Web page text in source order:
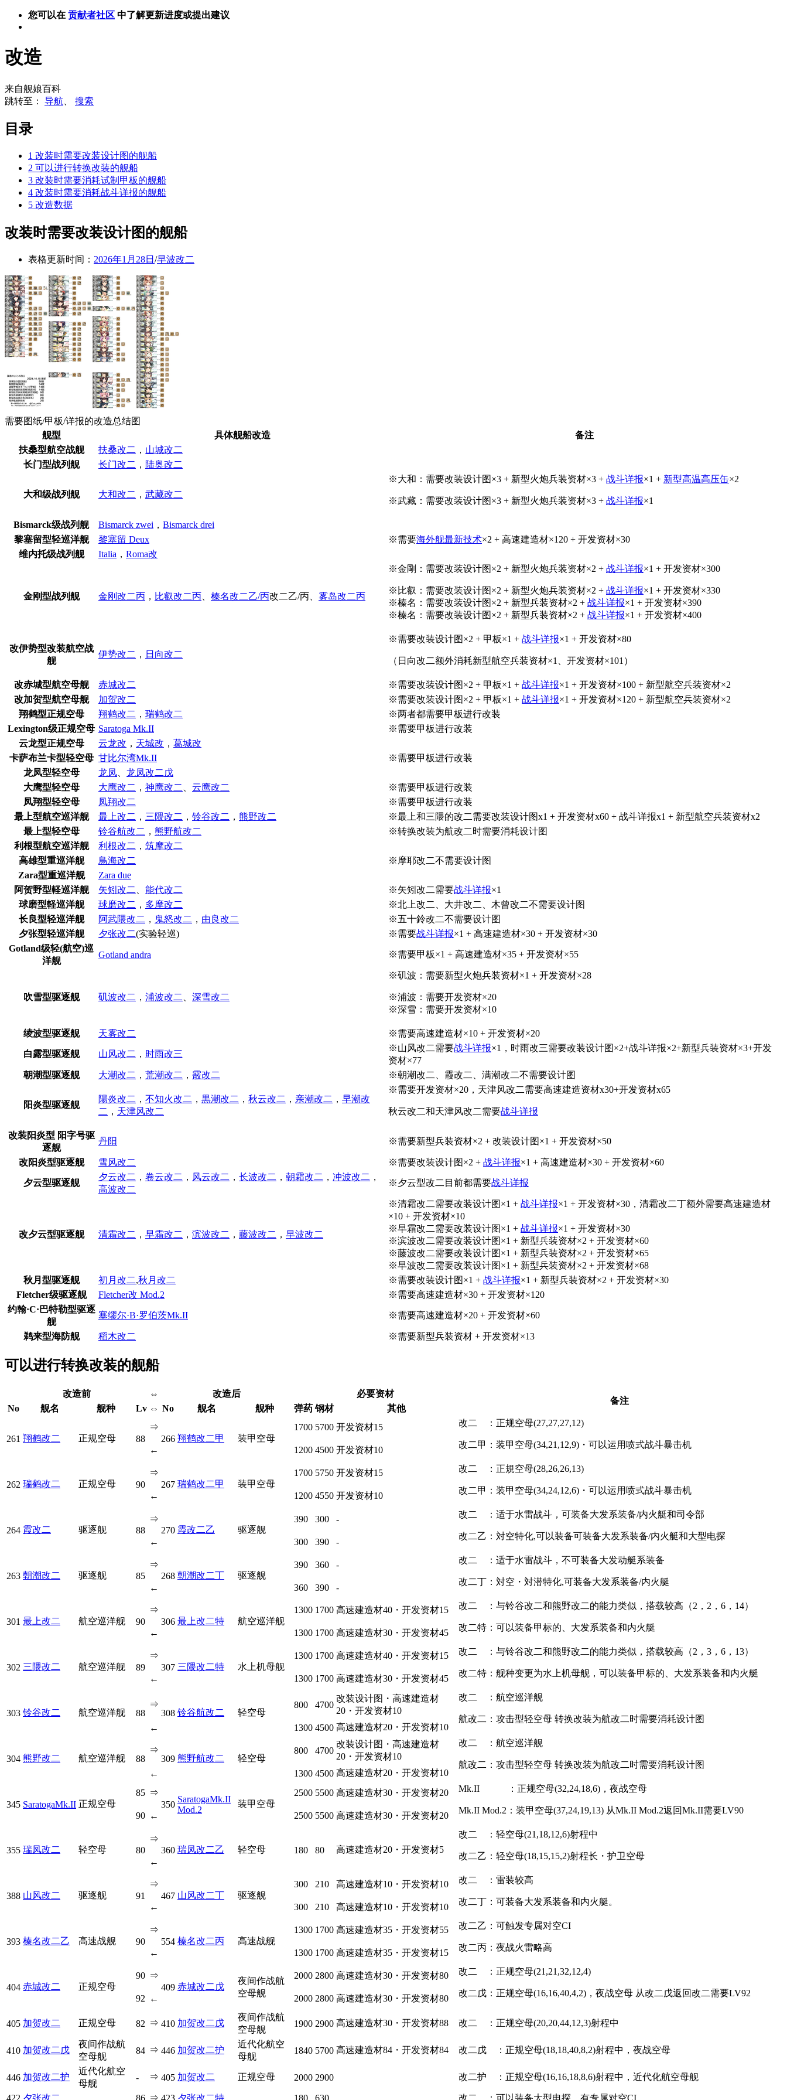
您可以在 贡献者社区 中了解更新进度或提出建议
改造
来自舰娘百科
跳转至： 导航 搜索
目录
1 改装时需要改装设计图的舰船
2 可以进行转换改装的舰船
3 改装时需要消耗试制甲板的舰船
4 改装时需要消耗战斗详报的舰船
5 改造数据
改装时需要改装设计图的舰船
表格更新时间： 2026年1月28日 /早波改二
需要图纸/甲板/详报的改造总结图
舰型
具体舰船改造
备注
扶桑型航空战舰
扶桑改二 ， 山城改二
长门型战列舰
长门改二 ， 陆奥改二
大和级战列舰 大和改二 ， 武藏改二
※大和：需要改装设计图×3 + 新型火炮兵装资材×3 + 战斗详报×1 + 新型高温高压缶×2
※武藏：需要改装设计图×3 + 新型火炮兵装资材×3 + 战斗详报×1
Bismarck级战列舰 Bismarck zwei ， Bismarck drei
黎塞留型轻巡洋舰
黎塞留 Deux ※需要海外舰最新技术×2 + 高速建造材×120 + 开发资材×30
维内托级战列舰
Italia ， Roma改
金刚型战列舰 金刚改二丙 ， 比叡改二丙 榛名改二乙/丙改二乙/丙、 雾岛改二丙
※金剛：需要改装设计图×2 + 新型火炮兵装资材×2 + 战斗详报×1 + 开发资材×300
※比叡：需要改装设计图×2 + 新型火炮兵装资材×2 + 战斗详报×1 + 开发资材×330
※榛名：需要改装设计图×2 + 新型兵装资材×2 + 战斗详报×1 + 开发资材×390
※榛名：需要改装设计图×2 + 新型兵装资材×2 + 战斗详报×1 + 开发资材×400
改伊势型改装航空战
舰
伊势改二 ， 日向改二
※需要改装设计图×2 + 甲板×1 + 战斗详报×1 + 开发资材×80
（日向改二额外消耗新型航空兵装资材×1、开发资材×101）
改赤城型航空母舰 赤城改二 ※需要改装设计图×2 + 甲板×1 + 战斗详报×1 + 开发资材×100 + 新型航空兵装资材×2
改加贺型航空母舰
加贺改二 ※需要改装设计图×2 + 甲板×1 + 战斗详报×1 + 开发资材×120 + 新型航空兵装资材×2
翔鹤型正规空母
翔鹤改二 ， 瑞鹤改二
※两者都需要甲板进行改装
Lexington级正规空母 Saratoga Mk.II
※需要甲板进行改装
云龙型正规空母
云龙改 ， 天城改 ， 葛城改
卡萨布兰卡型轻空母 甘比尔湾Mk.II
※需要甲板进行改装
龙凤型轻空母
龙凤
龙凤改二戊
大鹰型轻空母
大鹰改二 ， 神鹰改二 云鹰改二
※需要甲板进行改装
凤翔型轻空母
凤翔改二
※需要甲板进行改装
最上型航空巡洋舰
最上改二 ， 三隈改二 ， 铃谷改二 ， 熊野改二
※最上和三隈的改二需要改装设计图x1 + 开发资材x60 + 战斗详报x1 + 新型航空兵装资材x2
最上型轻空母
铃谷航改二 ， 熊野航改二
※转换改装为航改二时需要消耗设计图
利根型航空巡洋舰
利根改二 ， 筑摩改二
高雄型重巡洋舰
鳥海改二
※摩耶改二不需要设计图
Zara型重巡洋舰
Zara due
阿贺野型軽巡洋舰
矢矧改二 能代改二 ※矢矧改二需要战斗详报×1
球磨型軽巡洋舰
球磨改二 ， 多摩改二
※北上改二、大井改二、木曾改二不需要设计图
长良型轻巡洋舰
阿武隈改二 ， 鬼怒改二 ， 由良改二
※五十鈴改二不需要设计图
夕张型轻巡洋舰
夕张改二(实验轻巡) ※需要战斗详报×1 + 高速建造材×30 + 开发资材×30
Gotland级轻(航空)巡
洋舰
Gotland andra ※需要甲板×1 + 高速建造材×35 + 开发资材×55
吹雪型驱逐舰 矶波改二 ， 浦波改二 深雪改二
※矶波：需要新型火炮兵装资材×1 + 开发资材×28
※浦波：需要开发资材×20
※深雪：需要开发资材×10
绫波型驱逐舰 天雾改二 ※需要高速建造材×10 + 开发资材×20
白露型驱逐舰 山风改二 ， 时雨改三
※山风改二需要战斗详报×1，时雨改三需要改装设计图×2+战斗详报×2+新型兵装资材×3+开发
资材×77
朝潮型驱逐舰
大潮改二 ， 荒潮改二 ， 霰改二 ※朝潮改二、霞改二、满潮改二不需要设计图
阳炎型驱逐舰
陽炎改二 ， 不知火改二 ， 黒潮改二 ， 秋云改二 ， 亲潮改二 ， 早潮改
二 ， 天津风改二
※需要开发资材×20，天津风改二需要高速建造资材x30+开发资材x65
秋云改二和天津风改二需要战斗详报
改装阳炎型 阳字号驱
逐舰
丹阳 ※需要新型兵装资材×2 + 改装设计图×1 + 开发资材×50
改阳炎型驱逐舰 雪风改二 ※需要改装设计图×2 + 战斗详报×1 + 高速建造材×30 + 开发资材×60
夕云型驱逐舰
夕云改二 ， 卷云改二 ， 风云改二 ， 长波改二 ， 朝霜改二 ， 冲波改二 ，
高波改二
※夕云型改二目前都需要战斗详报
改夕云型驱逐舰 清霜改二 ， 早霜改二 ， 滨波改二 ， 藤波改二 ， 早波改二
※清霜改二需要改装设计图×1 + 战斗详报×1 + 开发资材×30，清霜改二丁额外需要高速建造材
×10 + 开发资材×10
※早霜改二需要改装设计图×1 + 战斗详报×1 + 开发资材×30
※滨波改二需要改装设计图×1 + 新型兵装资材×2 + 开发资材×60
※藤波改二需要改装设计图×1 + 新型兵装资材×2 + 开发资材×65
※早波改二需要改装设计图×1 + 新型兵装资材×2 + 开发资材×68
秋月型驱逐舰
初月改二,秋月改二 ※需要改装设计图×1 + 战斗详报×1 + 新型兵装资材×2 + 开发资材×30
Fletcher级驱逐舰
Fletcher改 Mod.2
※需要高速建造材×30 + 开发资材×120
约翰·C·巴特勒型驱逐
舰
塞缪尔·B·罗伯茨Mk.II ※需要高速建造材×20 + 开发资材×60
鹈来型海防舰 稻木改二 ※需要新型兵装资材 + 开发资材×13
可以进行转换改装的舰船
改造前 ⇔ 改造后 必要资材
备注
No 舰名 舰种 Lv ⇔ No 舰名 舰种 弹药 钢材 其他
261 翔鹤改二 正规空母 88
⇒
266 翔鹤改二甲 装甲空母
1700 5700 开发资材15 改二 ：正规空母(27,27,27,12)
改二甲：装甲空母(34,21,12,9)・可以运用喷式战斗暴击机
← 1200 4500 开发资材10
262 瑞鹤改二 正规空母 90
⇒
267 瑞鹤改二甲 装甲空母
1700 5750 开发资材15 改二 ：正規空母(28,26,26,13)
改二甲：装甲空母(34,24,12,6)・可以运用喷式战斗暴击机
← 1200 4550 开发资材10
264 霞改二 驱逐舰 88
⇒
270 霞改二乙 驱逐舰
390 300 - 改二 ：适于水雷战斗，可装备大发系装备/内火艇和司令部
改二乙：対空特化,可以装备可装备大发系装备/内火艇和大型电探
← 300 390 -
263 朝潮改二 驱逐舰 85
⇒
268 朝潮改二丁 驱逐舰
390 360 - 改二 ：适于水雷战斗，不可装备大发动艇系装备
改二丁：対空・対潜特化,可装备大发系装备/内火艇
← 360 390 -
301 最上改二 航空巡洋舰 90
⇒
306 最上改二特 航空巡洋舰
1300 1700 高速建造材40・开发资材15 改二 ：与铃谷改二和熊野改二的能力类似，搭载较高（2，2，6，14）
改二特：可以装备甲标的、大发系装备和内火艇
← 1300 1700 高速建造材30・开发资材45
302 三隈改二 航空巡洋舰 89
⇒
307 三隈改二特 水上机母舰
1300 1700 高速建造材40・开发资材15 改二 ：与铃谷改二和熊野改二的能力类似，搭载较高（2，3，6，13）
改二特：舰种变更为水上机母舰，可以装备甲标的、大发系装备和内火艇
← 1300 1700 高速建造材30・开发资材45
303 铃谷改二 航空巡洋舰 88
⇒
308 铃谷航改二 轻空母
800 4700
改装设计图・高速建造材
20・开发资材10
改二 ：航空巡洋舰
航改二：攻击型轻空母 转换改装为航改二时需要消耗设计图
←
1300 4500 高速建造材20・开发资材10
304 熊野改二 航空巡洋舰 88
⇒
309 熊野航改二 轻空母
800 4700
改装设计图・高速建造材
20・开发资材10
改二 ：航空巡洋舰
航改二：攻击型轻空母 转换改装为航改二时需要消耗设计图
←
1300 4500 高速建造材20・开发资材10
345 SaratogaMk.II 正规空母
85 ⇒
350
SaratogaMk.II
Mod.2
装甲空母
2500 5500 高速建造材30・开发资材20 Mk.II ：正规空母(32,24,18,6)，夜战空母
Mk.II Mod.2：装甲空母(37,24,19,13) 从Mk.II Mod.2返回Mk.II需要LV90
90 ← 2500 5500 高速建造材30・开发资材20
355 瑞凤改二 轻空母 80
⇒
360 瑞凤改二乙 轻空母 180 80 高速建造材20・开发资材5
改二 ：轻空母(21,18,12,6)射程中
改二乙：轻空母(18,15,15,2)射程长・护卫空母
←
388 山风改二 驱逐舰 91
⇒
467 山风改二丁 驱逐舰
300 210 高速建造材10・开发资材10 改二 ：雷装较高
改二丁：可装备大发系装备和内火艇。
← 300 210 高速建造材10・开发资材10
393 榛名改二乙 高速战舰 90
⇒
554 榛名改二丙 高速战舰
1300 1700 高速建造材35・开发资材55 改二乙：可触发专属对空CI
改二丙：夜战火雷略高
← 1300 1700 高速建造材35・开发资材15
404 赤城改二 正规空母
90 ⇒
409 赤城改二戊
夜间作战航
空母舰
2000 2800 高速建造材30・开发资材80 改二 ：正规空母(21,21,32,12,4)
改二戊：正规空母(16,16,40,4,2)，夜战空母 从改二戊返回改二需要LV92
92 ← 2000 2800 高速建造材30・开发资材80
405 加贺改二 正规空母 82 ⇒ 410 加贺改二戊
夜间作战航
空母舰
1900 2900 高速建造材30・开发资材88 改二 ：正规空母(20,20,44,12,3)射程中
410 加贺改二戊
夜间作战航
空母舰
84 ⇒ 446 加贺改二护
近代化航空
母舰
1840 5700 高速建造材84・开发资材84 改二戊 ：正规空母(18,18,40,8,2)射程中，夜战空母
446 加贺改二护
近代化航空
母舰
- ⇒ 405 加贺改二 正规空母 2000 2900 改二护 ：正规空母(16,16,18,8,6)射程中，近代化航空母舰